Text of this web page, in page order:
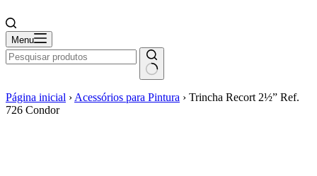
Menu
Página inicial › Acessórios para Pintura › Trincha Recort 2½” Ref.
726 Condor